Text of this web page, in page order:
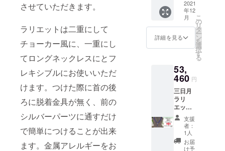
させていただきます。
ラリエットは二重にして
チョーカー風に、一重にし
てロングネックレスにとフ
レキシブルにお使いいただ
けます。つけた際に首の後
ろに脱着金具が無く、前の
シルバーパーツに通すだけ
で簡単につけることが出来
ます。金属アレルギーをお
い。mamiの
ジュエリー
は洗練され
た大人のた
めのジュエ
す。 ＊
クリス
マスま
でにお
届けを
月20日
（土）
お申し
込みく
ださ
い。 ＊
ご注文
状況、
製造工
ターン
品を発
送しま
す。リ
ターン
に対応
いたし
ますの
で、早
めにご
注文を
いただ
ければ
発送も
早くな
りま
95cm）
¥36,000
（税込
¥39,600
）
→［CA
MPFIRE
格］
¥32,400
（税込
¥35,640
） お客
様がご
注文を
完了
後、約
１ヶ月
でリ
2021
年12
月
詳細を見る
こ
の
リ
タ
ー
ン
を
選
択
す
る
53,
460 円
三日月
ラリ
エット
（ラピ
スラズ
リ／全
長約
98.5cm
支援
者：
1人
お届
け予